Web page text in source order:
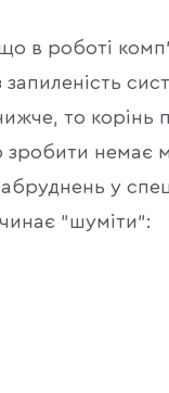
в роботі
то корінь
немає
у
"шуміти":